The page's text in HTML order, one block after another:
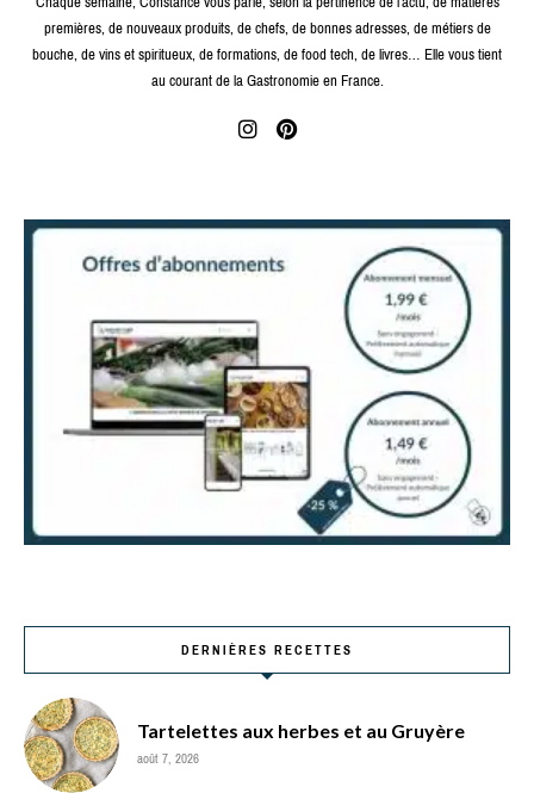
premières, de nouveaux produits, de chefs, de bonnes adresses, de métiers de
bouche, de vins et spiritueux, de formations, de food tech, de livres… Elle vous tient
au courant de la Gastronomie en France.
DERNIÈRES RECETTES
Tartelettes aux herbes et au Gruyère
août 7, 2026